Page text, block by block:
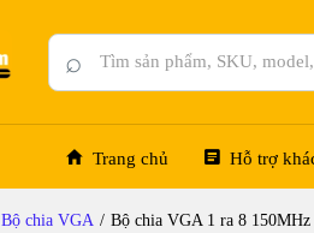
⌕
Trang chủ Hỗ trợ
Bộ chia VGA / Bộ chia VGA 1 ra 8
Hỏi đáp